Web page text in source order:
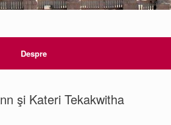
Despre
şi Kateri Tekakwitha